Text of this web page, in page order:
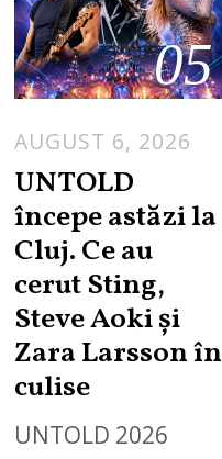
05
AUGUST 6, 2026
UNTOLD
începe astăzi la
Cluj. Ce au
cerut Sting,
Steve Aoki și
Zara Larsson în
culise
UNTOLD 2026